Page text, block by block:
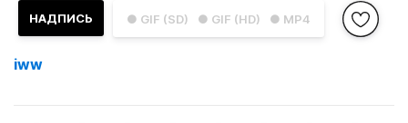
● GIF (SD) ● GIF (HD) ● MP4
НАДПИСЬ
iww